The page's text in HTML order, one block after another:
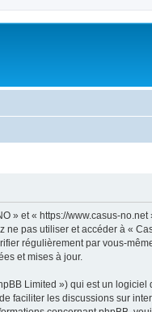
» et « https://www.casus-
pas utiliser et accéder à «
régulièrement par vous-
et mises à jour.
Limited ») qui est un
faciliter les discussions sur